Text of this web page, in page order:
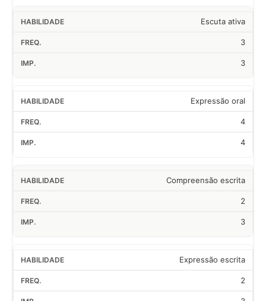
Escuta ativa
3
3
Expressão oral
4
4
Compreensão escrita
2
3
Expressão escrita
2